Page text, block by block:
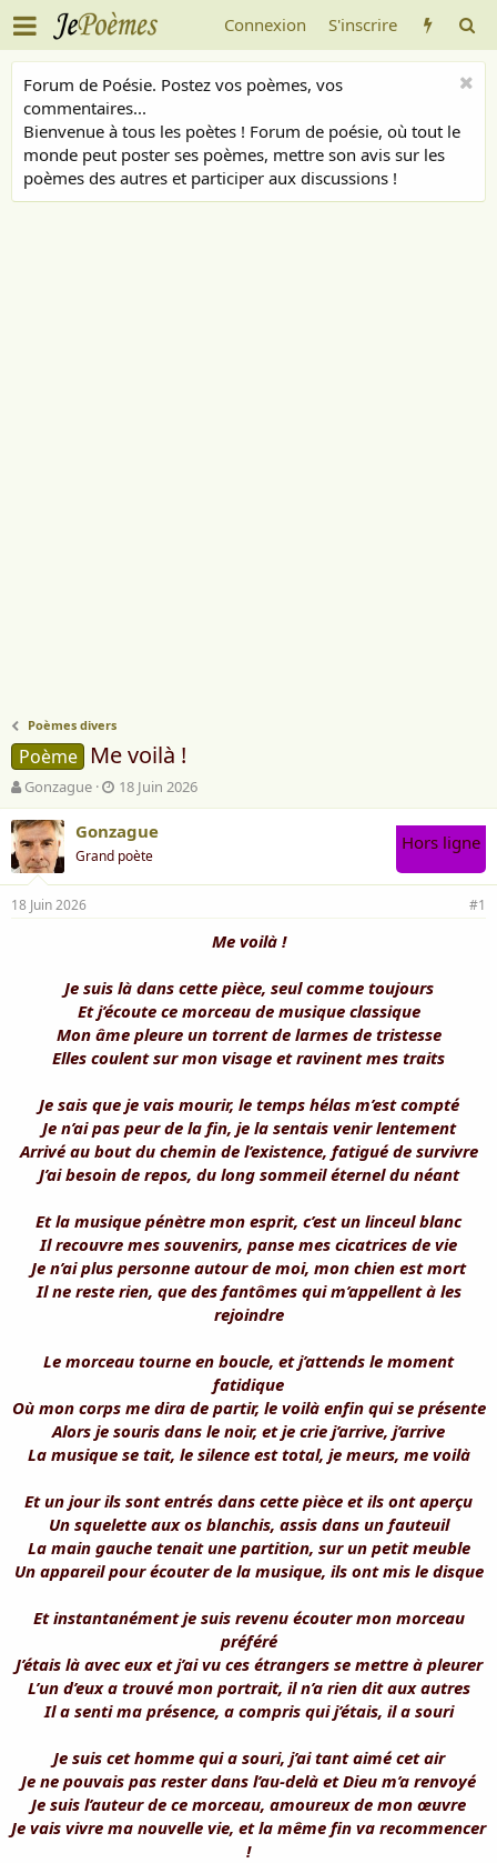
Connexion S'inscrire
Forum de Poésie. Postez vos poèmes, vos
commentaires...
Bienvenue à tous les poètes ! Forum de poésie, où tout le
monde peut poster ses poèmes, mettre son avis sur les
poèmes des autres et participer aux discussions !
Poèmes divers
Poème Me voilà !
A
u
t
e
u
r
d
e
o
Gonzague
D
a
t
d
e
é
t
18 Juin 2026
Gonzague
Grand poète
Hors ligne
18 Juin 2026 #1
Me voilà !
Je suis là dans cette pièce, seul comme toujours
Et j’écoute ce morceau de musique classique
Mon âme pleure un torrent de larmes de tristesse
Elles coulent sur mon visage et ravinent mes traits
Je sais que je vais mourir, le temps hélas m’est compté
Je n’ai pas peur de la fin, je la sentais venir lentement
Arrivé au bout du chemin de l’existence, fatigué de survivre
J’ai besoin de repos, du long sommeil éternel du néant
Et la musique pénètre mon esprit, c’est un linceul blanc
Il recouvre mes souvenirs, panse mes cicatrices de vie
Je n’ai plus personne autour de moi, mon chien est mort
Il ne reste rien, que des fantômes qui m’appellent à les
rejoindre
Le morceau tourne en boucle, et j’attends le moment
fatidique
Où mon corps me dira de partir, le voilà enfin qui se présente
Alors je souris dans le noir, et je crie j’arrive, j’arrive
La musique se tait, le silence est total, je meurs, me voilà
Et un jour ils sont entrés dans cette pièce et ils ont aperçu
Un squelette aux os blanchis, assis dans un fauteuil
La main gauche tenait une partition, sur un petit meuble
Un appareil pour écouter de la musique, ils ont mis le disque
Et instantanément je suis revenu écouter mon morceau
préféré
J’étais là avec eux et j’ai vu ces étrangers se mettre à pleurer
L’un d’eux a trouvé mon portrait, il n’a rien dit aux autres
Il a senti ma présence, a compris qui j’étais, il a souri
Je suis cet homme qui a souri, j’ai tant aimé cet air
Je ne pouvais pas rester dans l’au-delà et Dieu m’a renvoyé
Je suis l’auteur de ce morceau, amoureux de mon œuvre
Je vais vivre ma nouvelle vie, et la même fin va recommencer
!